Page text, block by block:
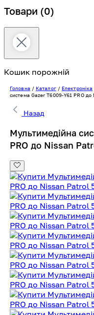
Товари (0)
Кошик порожній
Головна / Каталог/ Електроніка
система Gazer T6009-Y61 PRO
Назад
Мультимедійна
PRO до Nissan